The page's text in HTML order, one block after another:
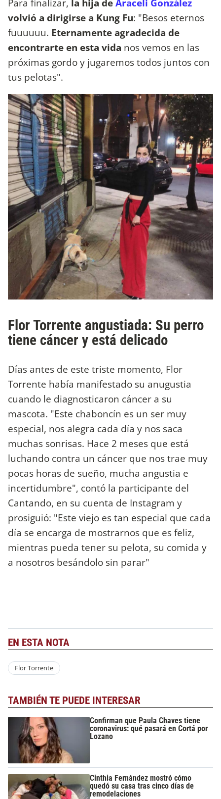
Para finalizar, la hija deAraceli González
volvió a dirigirse a Kung Fu: "Besos eternos
fuuuuuu. Eternamente agradecida de
encontrarte en esta vida nos vemos en las
próximas gordo y jugaremos todos juntos con
tus pelotas".
Flor Torrente angustiada: Su perro
tiene cáncer y está delicado
Días antes de este triste momento, Flor
Torrente había manifestado su anugustia
cuando le diagnosticaron cáncer a su
mascota. "Este chaboncín es un ser muy
especial, nos alegra cada día y nos saca
muchas sonrisas. Hace 2 meses que está
luchando contra un cáncer que nos trae muy
pocas horas de sueño, mucha angustia e
incertidumbre", contó la participante del
Cantando, en su cuenta de Instagram y
prosiguió: "Este viejo es tan especial que cada
día se encarga de mostrarnos que es feliz,
mientras pueda tener su pelota, su comida y
a nosotros besándolo sin parar"
EN ESTA NOTA
Flor Torrente
TAMBIÉN TE PUEDE INTERESAR
Confirman que Paula Chaves tiene
coronavirus: qué pasará en Cortá por
Lozano
Cinthia Fernández mostró cómo
quedó su casa tras cinco días de
remodelaciones